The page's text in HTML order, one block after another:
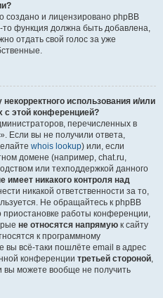
создано и лицензировано phpBB
то функция должна быть добавлена,
отдать свой голос за уже
использования и/или
с этой конференцией?
перечисленных в
Если вы не получили ответа,
whois lookup) или, если
домене (например, chat.ru,
или техподдержкой данного
имеет никакого контроля над
никакой ответственности за то,
Не обращайтесь к phpBB
работы конференции,
не относятся напрямую к сайту
к программному
вы всё-таки пошлёте email в адрес
конференции третьей стороной,
вы можете вообще не получить